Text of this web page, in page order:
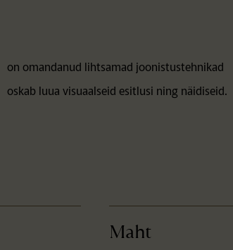
on omandanud lihtsamad joonistustehnikad
oskab luua visuaalseid esitlusi ning näidiseid.
Maht